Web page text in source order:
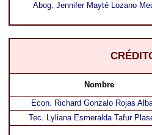
Abog. Jennifer Mayté Lozano
Nombre
Econ. Richard Gonzalo Rojas
Tec. Lyliana Esmeralda Tafur